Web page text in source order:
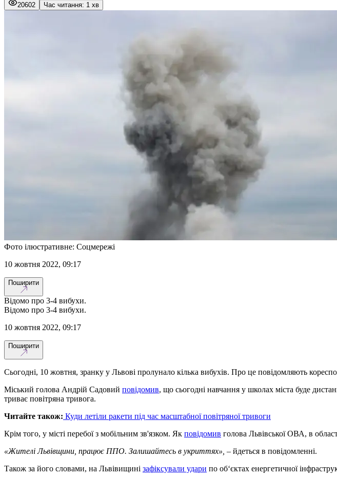
20602 Час читання: 1 хв
Фото ілюстративне: Соцмережі
10 жовтня 2022, 09:17
Поширити
Відомо про 3-4 вибухи.
Відомо про 3-4 вибухи.
10 жовтня 2022, 09:17
Поширити
Сьогодні, 10 жовтня, зранку у Львові пролунало кілька вибухів. Про це повідомляють
Міський голова Андрій Садовий повідомив, що сьогодні навчання у школах міста буде
триває повітряна тривога.
Читайте також: Куди летіли ракети під час масштабної повітряної тривоги
Крім того, у місті перебої з мобільним зв'язком. Як повідомив голова Львівської ОВА, в
«Жителі Львівщини, працює ППО. Залишайтесь в укриттях», – йдеться в повідомленні.
Також за його словами, на Львівищині зафіксували удари по об‘єктах енергетичної